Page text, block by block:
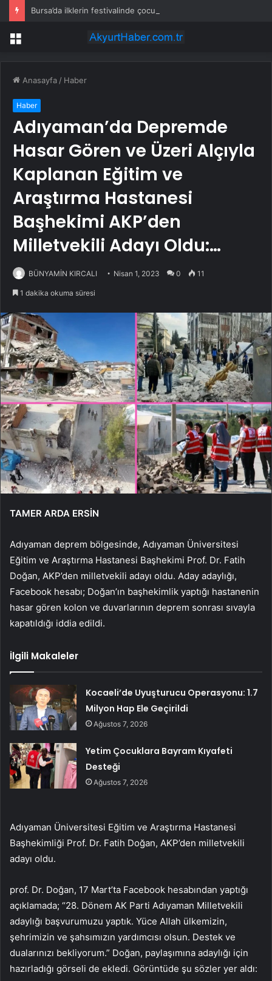
Bursa’da ilklerin festivalinde çocuklar da şen şakrak
Menü
Anasayfa / Haber
Haber
Adıyaman’da Depremde
Hasar Gören ve Üzeri Alçıyla
Kaplanan Eğitim ve
Araştırma Hastanesi
Başhekimi AKP’den
Milletvekili Adayı Oldu:…
BÜNYAMİN KIRCALI Nisan 1, 2023 0 11
1 dakika okuma süresi
TAMER ARDA ERSİN
Adıyaman deprem bölgesinde, Adıyaman Üniversitesi
Eğitim ve Araştırma Hastanesi Başhekimi Prof. Dr. Fatih
Doğan, AKP’den milletvekili adayı oldu. Aday adaylığı,
Facebook hesabı; Doğan’ın başhekimlik yaptığı hastanenin
hasar gören kolon ve duvarlarının deprem sonrası sıvayla
kapatıldığı iddia edildi.
İlgili Makaleler
Kocaeli’de Uyuşturucu Operasyonu: 1.7
Milyon Hap Ele Geçirildi
Ağustos 7, 2026
Yetim Çocuklara Bayram Kıyafeti
Desteği
Ağustos 7, 2026
Adıyaman Üniversitesi Eğitim ve Araştırma Hastanesi
Başhekimliği Prof. Dr. Fatih Doğan, AKP’den milletvekili
adayı oldu.
prof. Dr. Doğan, 17 Mart’ta Facebook hesabından yaptığı
açıklamada; “28. Dönem AK Parti Adıyaman Milletvekili
adaylığı başvurumuzu yaptık. Yüce Allah ülkemizin,
şehrimizin ve şahsımızın yardımcısı olsun. Destek ve
dualarınızı bekliyorum.” Doğan, paylaşımına adaylığı için
hazırladığı görseli de ekledi. Görüntüde şu sözler yer aldı: